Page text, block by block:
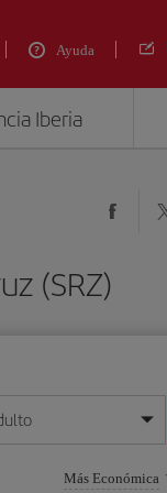
Ayuda
Iberia
(SRZ)
mes/año
Más Económica